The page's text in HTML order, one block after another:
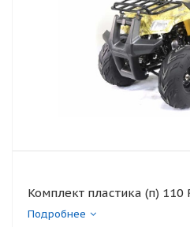
Комплект пластика (п) 110
Подробнее